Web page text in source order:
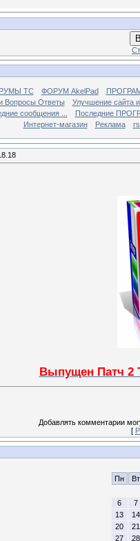
TC ФОРУМ AkelPad
Вопросы Ответы
Улучшение сайта
сообщения ...
Последние
Интернет-магазин
Реклама
Выпущен Патч 2
Добавлять комментарии
[
Пн Вт
6
7
13
14
20
21
27
28